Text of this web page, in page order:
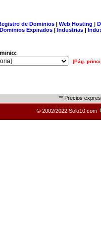
de Dominios| Web Hosting |
Dominios Expirados | Industrias |
[Pág.
** Precios
© 2002/2022 Solo10.com